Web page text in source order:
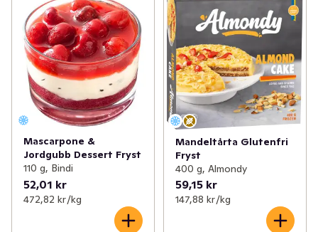
Mascarpone &
Jordgubb Dessert Fryst
110 g, Bindi
52,01 kr
472,82 kr /kg
Mandeltårta Glutenfri
Fryst
400 g, Almondy
59,15 kr
147,88 kr /kg